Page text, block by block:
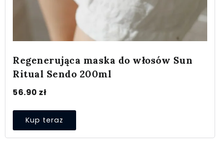
Regenerująca maska do włosów Sun
Ritual Sendo 200ml
56.90 zł
Kup teraz